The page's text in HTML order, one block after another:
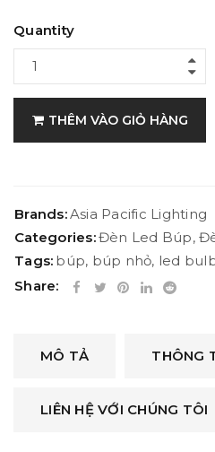
Quantity
THÊM VÀO GIỎ HÀNG
Brands:Asia Pacific Lighting
Categories:Đèn Led Búp,
Tags: búp, búp nhỏ, led
Share:
MÔ TẢ THÔNG
LIÊN HỆ VỚI CHÚNG TÔI